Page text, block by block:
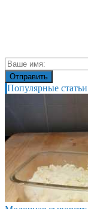
Популярные статьи